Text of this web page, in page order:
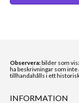
Observera:bilder som
ha beskrivningar som
tillhandahålls i ett
INFORMATION